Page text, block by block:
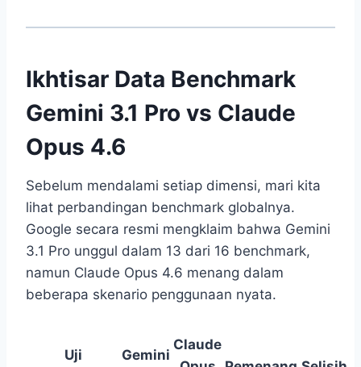
Ikhtisar Data Benchmark
Gemini 3.1 Pro vs Claude
Opus 4.6
Sebelum mendalami setiap dimensi, mari kita
lihat perbandingan benchmark globalnya.
Google secara resmi mengklaim bahwa Gemini
3.1 Pro unggul dalam 13 dari 16 benchmark,
namun Claude Opus 4.6 menang dalam
beberapa skenario penggunaan nyata.
Uji
Gemini
Claude